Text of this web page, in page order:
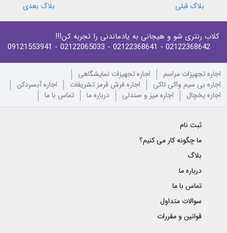
بلاگ بعدی بلاگ قبلی
کلاب رنتری شو و هیجانی به یادماندنی را تجربه کن!!!
02122368642
- 02122368641
- 02122065033
- 09121553941
اجاره تجهیزات مراسم
اجاره تجهیزات نمایشگاهی
اجاره بی سیم واکی تاکی
اجاره فرش قرمز تشریفات
اجاره آبسردکن
اجاره یخچال
اجاره میز و صندلی درباره ما تماس با ما
ثبت نام
ما چگونه کار می کنیم؟
بلاگ
درباره ما
تماس با ما
سوالات متداول
قوانین و مقررات